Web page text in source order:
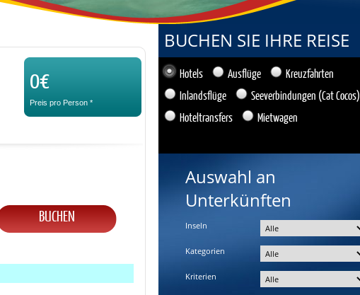
0€
Preis pro Person *
BUCHEN
BUCHEN SIE IHRE REISE
Hotels Ausflüge
Kreuzfahrten
Inlandsflüge
Seeverbindungen (Cat Cocos)
Hoteltransfers
Mietwagen
Auswahl an
Unterkünften
Inseln
Kategorien
Kriterien